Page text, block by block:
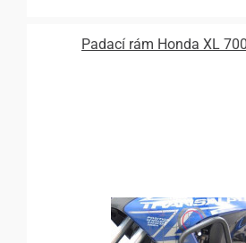
Padací rám Honda XL